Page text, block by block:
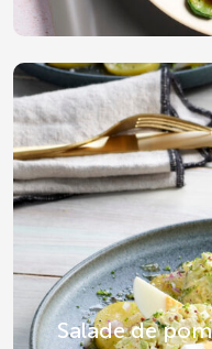
Salade de